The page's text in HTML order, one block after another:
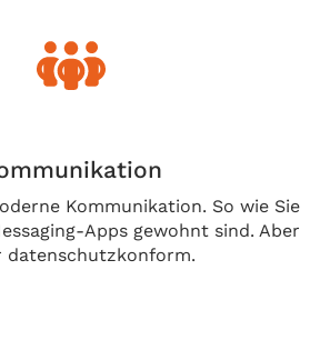
Kommunikation. So wie Sie
Apps gewohnt sind. Aber
datenschutzkonform.